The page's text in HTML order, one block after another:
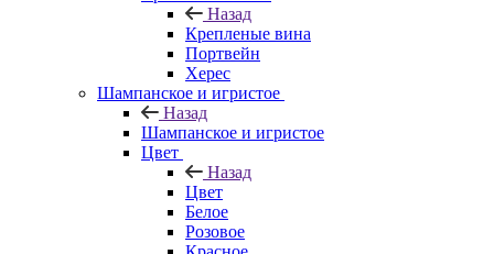
Назад
Крепленые вина
Портвейн
Херес
Шампанское и игристое
Назад
Шампанское и игристое
Цвет
Назад
Цвет
Белое
Розовое